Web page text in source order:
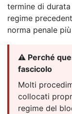
termine di
regime
norma penale
⚠️ Perché
fascicolo
Molti
collocati
regime del